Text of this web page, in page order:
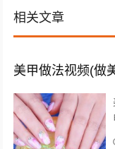
相关文章
美甲做法视频(做